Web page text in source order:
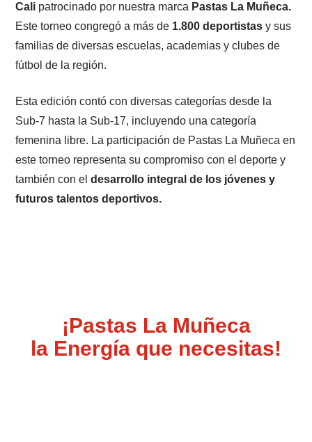
Presiona enter para buscar o ESC para cerrar
Cali patrocinado por nuestra marca Pastas La Muñeca.
Este torneo congregó a más de 1.800 deportistasy sus
familias de diversas escuelas, academias y clubes de
fútbol de la región.
Esta edición contó con diversas categorías desde la
Sub-7 hasta la Sub-17, incluyendo una categoría
femenina libre. La participación de Pastas La Muñeca en
este torneo representa su compromiso con el deporte y
también con eldesarrollo integral de los jóvenes y
futuros talentos deportivos.
¡Pastas La Muñeca
la Energía que necesitas!